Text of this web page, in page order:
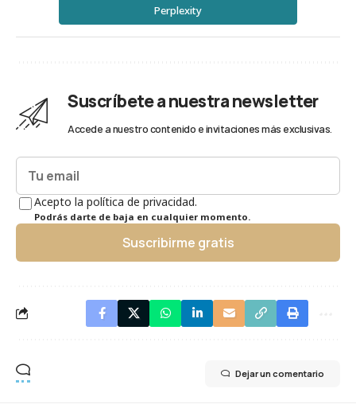
Perplexity
Suscríbete a nuestra newsletter
Accede a nuestro contenido e invitaciones más exclusivas.
Acepto la política de privacidad.
Podrás darte de baja en cualquier momento.
Suscribirme gratis
Dejar un comentario